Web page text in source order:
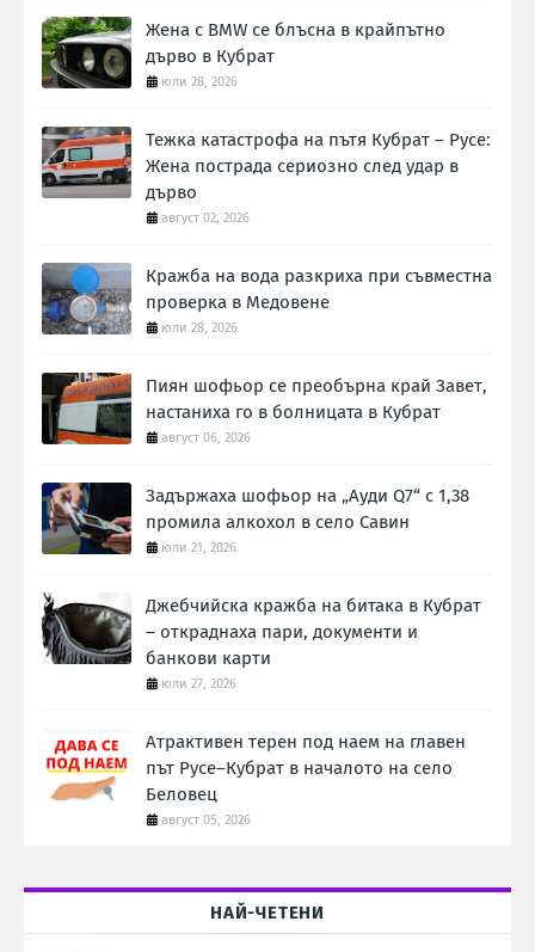
Жена с BMW се блъсна в крайпътно
дърво в Кубрат
юли 28, 2026
Тежка катастрофа на пътя Кубрат – Русе:
Жена пострада сериозно след удар в
дърво
август 02, 2026
Кражба на вода разкриха при съвместна
проверка в Медовене
юли 28, 2026
Пиян шофьор се преобърна край Завет,
настаниха го в болницата в Кубрат
август 06, 2026
Задържаха шофьор на „Ауди Q7“ с 1,38
промила алкохол в село Савин
юли 21, 2026
Джебчийска кражба на битака в Кубрат
– откраднаха пари, документи и
банкови карти
юли 27, 2026
Атрактивен терен под наем на главен
път Русе–Кубрат в началото на село
Беловец
август 05, 2026
НАЙ-ЧЕТЕНИ